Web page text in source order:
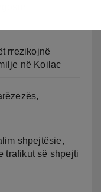
rrezikojnë
në Koilac
shpejtësie,
trafikut së shpejti